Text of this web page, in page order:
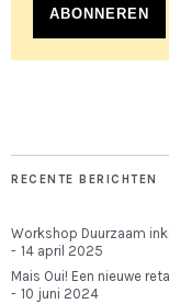
ABONNEREN
RECENTE BERICHTEN
Workshop Duurzaam
14 april 2025
Mais Oui! Een nieuwe
10 juni 2024